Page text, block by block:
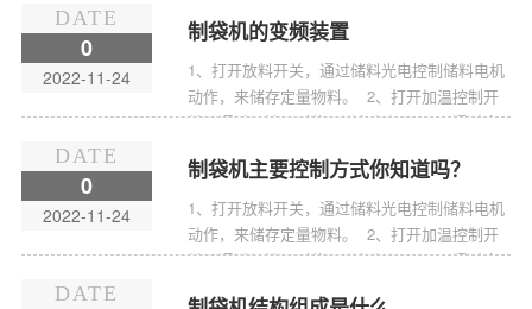
用抗污染热封性好的薄膜。一般来说，LD...
DATE
0
2022-11-24
制袋机的变频装置
1、打开放料开关，通过储料光电控制储料电机
动作，来储存定量物料。 2、打开加温控制开
关，通过温控器对热刀进行加温。 3、通过步
进电机...
DATE
0
2022-11-24
制袋机主要控制方式你知道吗？
1、打开放料开关，通过储料光电控制储料电机
动作，来储存定量物料。 2、打开加温控制开
关，通过温控器对热刀进行加温。 3、通过步
DATE